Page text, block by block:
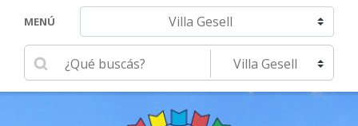
MENÚ Navegar hacia otra localidad
Ingrese su búsqueda Seleccione una localidad